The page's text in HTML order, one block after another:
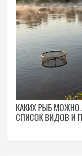
КАКИХ РЫБ МОЖНО
СПИСОК ВИДОВ И